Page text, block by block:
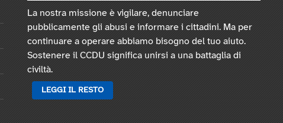
La nostra missione è vigilare, denunciare
pubblicamente gli abusi e informare i cittadini. Ma per
continuare a operare abbiamo bisogno del tuo aiuto.
Sostenere il CCDU significa unirsi a una battaglia di
civiltà.
LEGGI IL RESTO